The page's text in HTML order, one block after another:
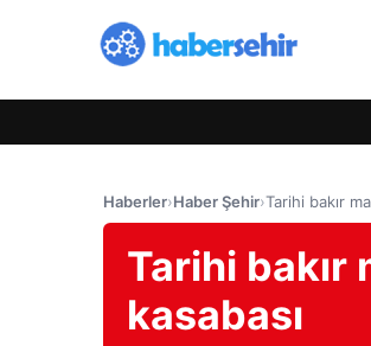
Haberler›Haber Şehir›Tarihi bakır
Tarihi bakır
kasabası